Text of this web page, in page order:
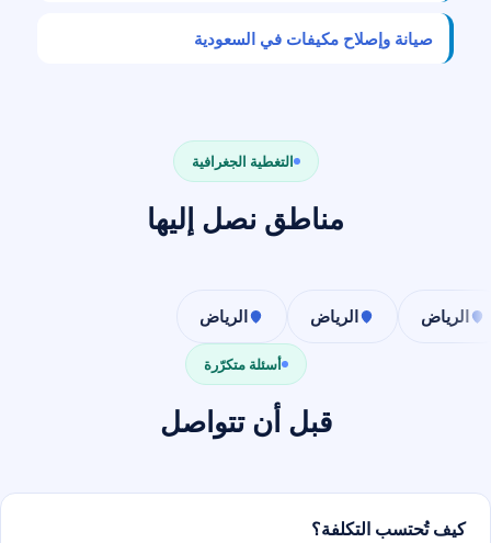
صيانة وإصلاح مكيفات في السعودية
التغطية الجغرافية
مناطق نصل إليها
الرياض الرياض الرياض
أسئلة متكرّرة
قبل أن تتواصل
كيف تُحتسب التكلفة؟